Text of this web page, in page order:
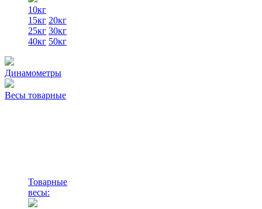
10кг
15кг 20кг
25кг 30кг
40кг 50кг
Динамометры
Весы товарные
Товарные
весы: